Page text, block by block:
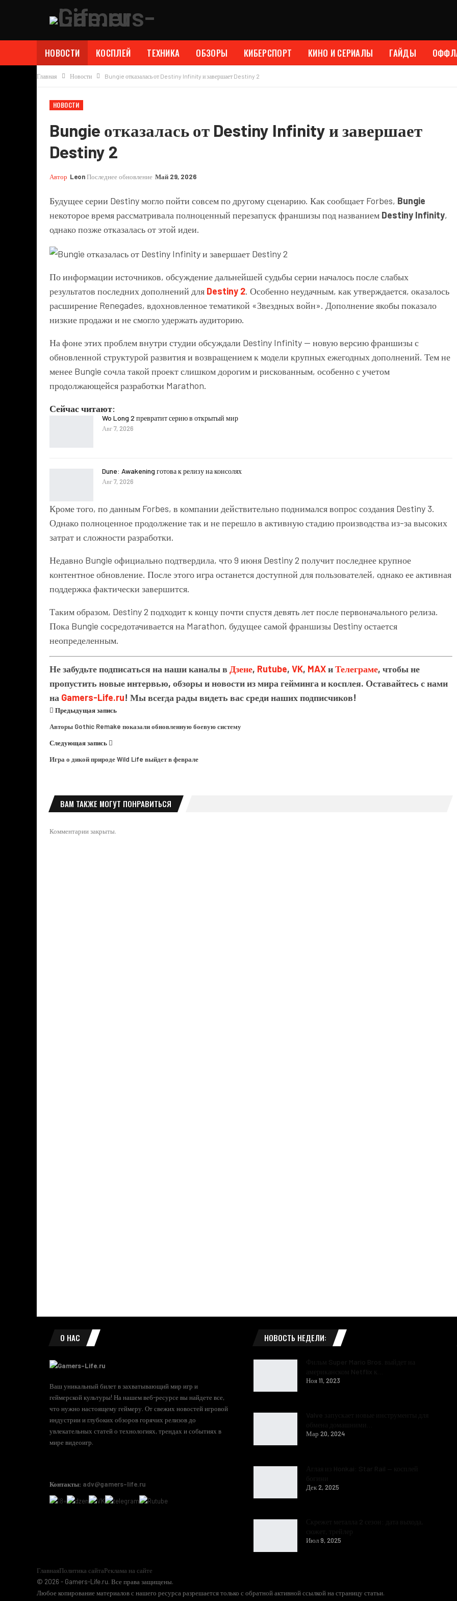
НОВОСТИ КОСПЛЕЙ ТЕХНИКА ОБЗОРЫ КИБЕРСПОРТ КИНО И СЕРИАЛЫ ГАЙДЫ
Главная Новости Bungie отказалась от Destiny Infinity и завершает Destiny 2
НОВОСТИ
Bungie отказалась от Destiny Infinity и завершает
Destiny 2
Автор LeonПоследнее обновление Май 29, 2026
Будущее серии Destiny могло пойти совсем по другому сценарию. Как сообщает Forbes, Bungie
некоторое время рассматривала полноценный перезапуск франшизы под названием Destiny Infinity,
однако позже отказалась от этой идеи.
По информации источников, обсуждение дальнейшей судьбы серии началось после слабых
результатов последних дополнений для Destiny 2. Особенно неудачным, как утверждается, оказалось
расширение Renegades, вдохновленное тематикой «Звездных войн». Дополнение якобы показало
низкие продажи и не смогло удержать аудиторию.
На фоне этих проблем внутри студии обсуждали Destiny Infinity — новую версию франшизы с
обновленной структурой развития и возвращением к модели крупных ежегодных дополнений. Тем не
менее Bungie сочла такой проект слишком дорогим и рискованным, особенно с учетом
продолжающейся разработки Marathon.
Сейчас читают:
Wo Long 2 превратит серию в открытый мир
Авг 7, 2026
Dune: Awakening готова к релизу на консолях
Авг 7, 2026
Кроме того, по данным Forbes, в компании действительно поднимался вопрос создания Destiny 3.
Однако полноценное продолжение так и не перешло в активную стадию производства из-за высоких
затрат и сложности разработки.
Недавно Bungie официально подтвердила, что 9 июня Destiny 2 получит последнее крупное
контентное обновление. После этого игра останется доступной для пользователей, однако ее активная
поддержка фактически завершится.
Таким образом, Destiny 2 подходит к концу почти спустя девять лет после первоначального релиза.
Пока Bungie сосредотачивается на Marathon, будущее самой франшизы Destiny остается
неопределенным.
Не забудьте подписаться на наши каналы в Дзене, Rutube, VK, MAXиТелеграме, чтобы не
пропустить новые интервью, обзоры и новости из мира гейминга и косплея. Оставайтесь с нами
на Gamers-Life.ru! Мы всегда рады видеть вас среди наших подписчиков!
Предыдущая запись
Авторы Gothic Remake показали обновленную боевую систему
Следующая запись
Игра о дикой природе Wild Life выйдет в феврале
ВАМ ТАКЖЕ МОГУТ ПОНРАВИТЬСЯ
Комментарии закрыты.
О НАС
Ваш уникальный билет в захватывающий мир игр и
геймерской культуры! На нашем веб-ресурсе вы найдете все,
что нужно настоящему геймеру. От свежих новостей игровой
индустрии и глубоких обзоров горячих релизов до
увлекательных статей о технологиях, трендах и событиях в
мире видеоигр.
Контакты: adv@gamers-life.ru
НОВОСТЬ НЕДЕЛИ:
Ноя 11, 2023
Мар 20, 2024
Дек 2, 2025
Июл 9, 2025
ГлавнаяПолитика сайтаРеклама на сайте
© 2026 - Gamers-Life.ru. Все права защищены.
Любое копирование материалов с нашего ресурса разрешается только с обратной активной ссылкой на страницу статьи.